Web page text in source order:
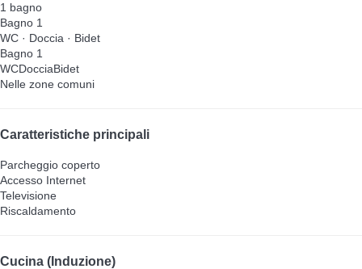
1 bagno
Bagno 1
WC · Doccia · Bidet
Bagno 1
WCDocciaBidet
Nelle zone comuni
Caratteristiche principali
Parcheggio coperto
Accesso Internet
Televisione
Riscaldamento
Cucina (Induzione)